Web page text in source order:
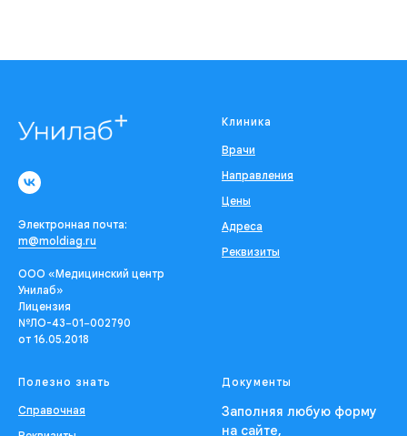
Электронная почта:
m@moldiag.ru
ООО «Медицинский центр
Унилаб»
Лицензия
№ЛО-43−01−002790
от 16.05.2018
Клиника
Врачи
Направления
Цены
Адреса
Реквизиты
Полезно знать
Справочная
Документы
Заполняя любую форму
на сайте,